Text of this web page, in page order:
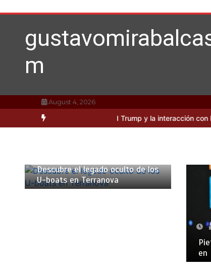
to
m
August 4, 2026
sobre Donald Trump y la interacción con la IA, según
Descubre el legado oculto de los
U-boats en Terranova
en